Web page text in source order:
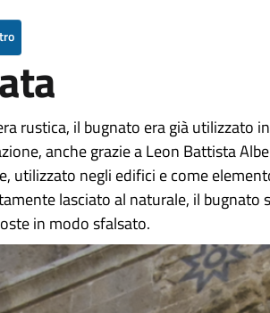
rustica, il bugnato era già utilizzato
anche grazie a Leon Battista
utilizzato negli edifici e come
lasciato al naturale, il
in modo sfalsato.